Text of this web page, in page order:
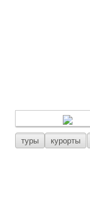
туры курорты